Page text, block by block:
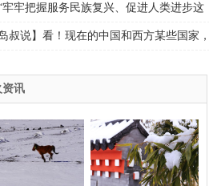
访”
织部换届 2016迪庆两会
会精神
2015赛马节
爱的中国
牢牢把握服务民族复兴、促进人类进步这
主线”——“十个明确”彰显马克思主义中国
叔说】看！现在的中国和西方某些国家，
资讯